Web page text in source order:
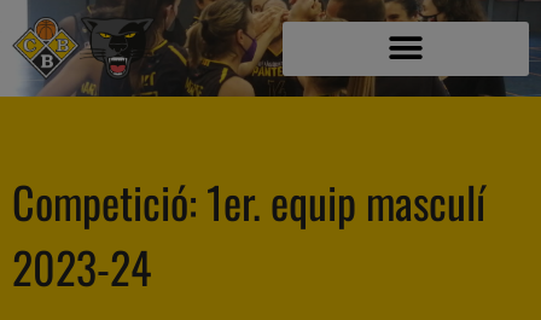
Competició:1er. equip masculí
2023-24